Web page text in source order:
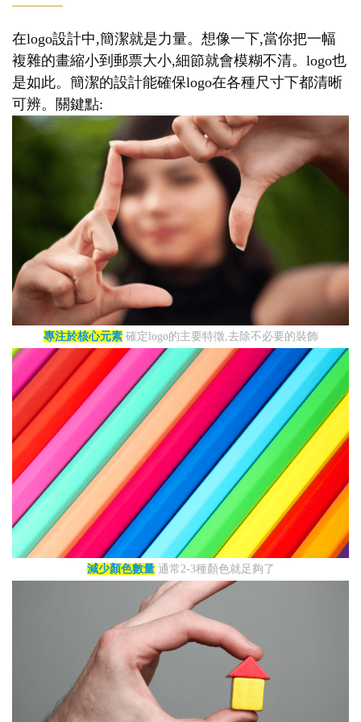
在logo設計中,簡潔就是力量。想像一下,當你把一幅
複雜的畫縮小到郵票大小,細節就會模糊不清。logo也
是如此。簡潔的設計能確保logo在各種尺寸下都清晰
可辨。關鍵點:
專注於核心元素確定logo的主要特徵,去除不必要的裝飾
減少顏色數量通常2-3種顏色就足夠了